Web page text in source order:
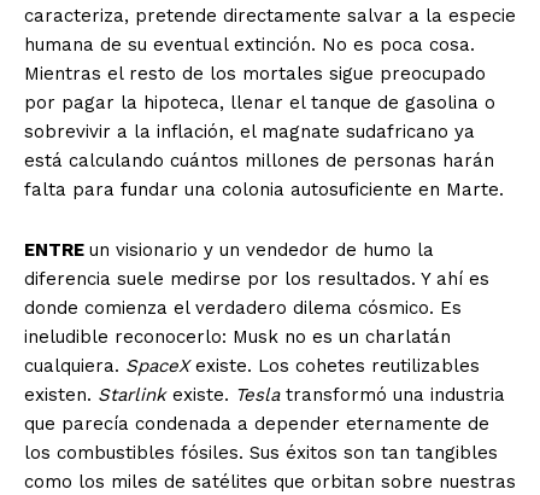
caracteriza, pretende directamente salvar a la especie
humana de su eventual extinción. No es poca cosa.
Mientras el resto de los mortales sigue preocupado
por pagar la hipoteca, llenar el tanque de gasolina o
sobrevivir a la inflación, el magnate sudafricano ya
está calculando cuántos millones de personas harán
falta para fundar una colonia autosuficiente en Marte.
ENTRE un visionario y un vendedor de humo la
diferencia suele medirse por los resultados. Y ahí es
donde comienza el verdadero dilema cósmico. Es
ineludible reconocerlo: Musk no es un charlatán
cualquiera. SpaceXexiste. Los cohetes reutilizables
existen. Starlinkexiste. Teslatransformó una industria
que parecía condenada a depender eternamente de
los combustibles fósiles. Sus éxitos son tan tangibles
como los miles de satélites que orbitan sobre nuestras